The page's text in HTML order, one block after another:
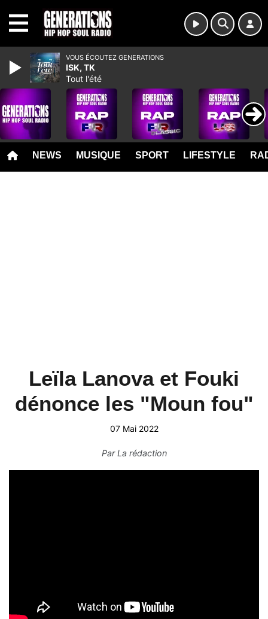
NEWS MUSIQUE SPORT LIFESTYLE
Leïla Lanova et Fouki
dénonce les "Moun fou"
07 Mai 2022
ParLa rédaction
VOUS ÉCOUTEZ GENERATIONS
ISK, TK
Tout l'été